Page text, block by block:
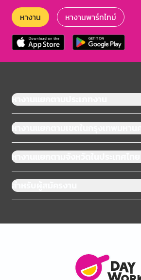
หางาน หางานพาร์ทไทม์
หางานแยกตามประเภทงาน
หางานแยกตามเขตในกรุงเทพมหานคร
หางานแยกตามจังหวัดในประเทศไทย
สำหรับผู้สมัครงาน